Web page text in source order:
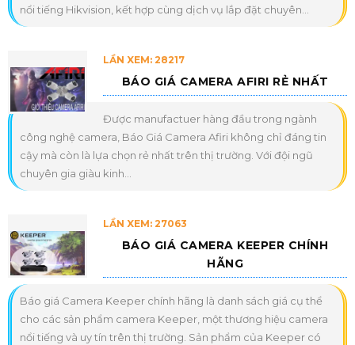
nổi tiếng Hikvision, kết hợp cùng dịch vụ lắp đặt chuyên...
LẦN XEM: 28217
BÁO GIÁ CAMERA AFIRI RẺ NHẤT
Được manufactuer hàng đầu trong ngành
công nghệ camera, Báo Giá Camera Afiri không chỉ đáng tin
cậy mà còn là lựa chọn rẻ nhất trên thị trường. Với đội ngũ
chuyên gia giàu kinh...
LẦN XEM: 27063
BÁO GIÁ CAMERA KEEPER CHÍNH
HÃNG
Báo giá Camera Keeper chính hãng là danh sách giá cụ thể
cho các sản phẩm camera Keeper, một thương hiệu camera
nổi tiếng và uy tín trên thị trường. Sản phẩm của Keeper có